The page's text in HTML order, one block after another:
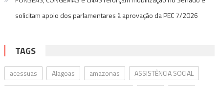
solicitam apoio dos parlamentares à aprovação da PEC 7/2026
TAGS
acessuas Alagoas amazonas
ASSISTÊNCIA SOCIAL